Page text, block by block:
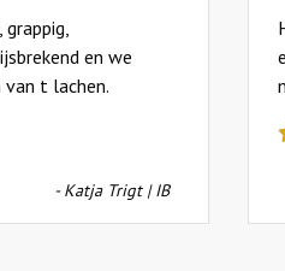
en we
van t lachen.
- Katja Trigt | IB